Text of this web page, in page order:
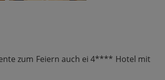
zum Feiern auch ei 4**** Hotel mit